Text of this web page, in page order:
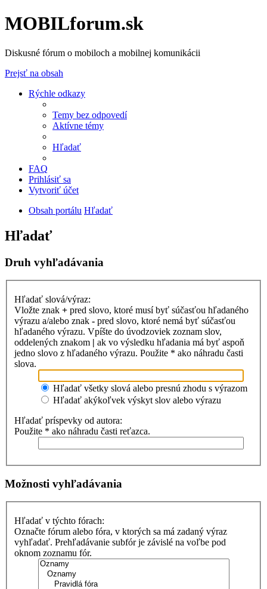
MOBILforum.sk
Diskusné fórum o mobiloch a mobilnej komunikácii
Prejsť na obsah
Rýchle odkazy
Temy bez odpovedí
Aktívne témy
Hľadať
FAQ
Prihlásiť sa
Vytvoriť účet
Obsah portálu Hľadať
Hľadať
Druh vyhľadávania
Hľadať slová/výraz:
Vložte znak + pred slovo, ktoré musí byť súčasťou hľadaného
výrazu a/alebo znak - pred slovo, ktoré nemá byť súčasťou
hľadaného výrazu. Vpíšte do úvodzoviek zoznam slov,
oddelených znakom | ak vo výsledku hľadania má byť aspoň
jedno slovo z hľadaného výrazu. Použite * ako náhradu časti
slova.
Hľadať všetky slová alebo presnú zhodu s výrazom
Hľadať akýkoľvek výskyt slov alebo výrazu
Hľadať príspevky od autora:
Použite * ako náhradu časti reťazca.
Možnosti vyhľadávania
Hľadať v týchto fórach:
Označte fórum alebo fóra, v ktorých sa má zadaný výraz
vyhľadať. Prehľadávanie subfór je závislé na voľbe pod
oknom zoznamu fór.